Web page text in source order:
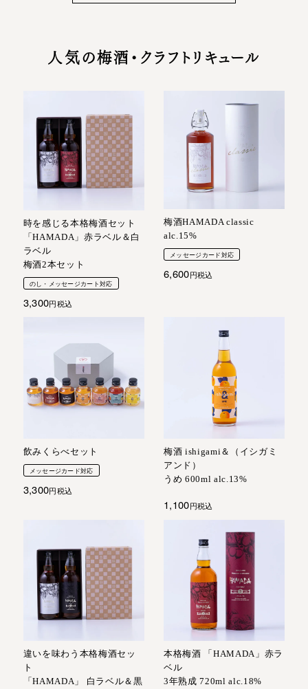
人気の梅酒・クラフトリキュール
時を感じる本格梅酒セット
「HAMADA」赤ラベル＆白
ラベル
梅酒2本セット
のし・メッセージカート対応
3,300 税込
梅酒HAMADA classic
alc.15%
メッセージカード対応
6,600 税込
飲みくらべセット
メッセージカード対応
3,300 税込
梅酒 ishigami＆（イシガミ
アンド）
うめ 600ml alc.13%
1,100 税込
違いを味わう本格梅酒セッ
ト
「HAMADA」 白ラベル＆黒
本格梅酒 「HAMADA」赤ラ
ベル
3年熟成 720ml alc.18%